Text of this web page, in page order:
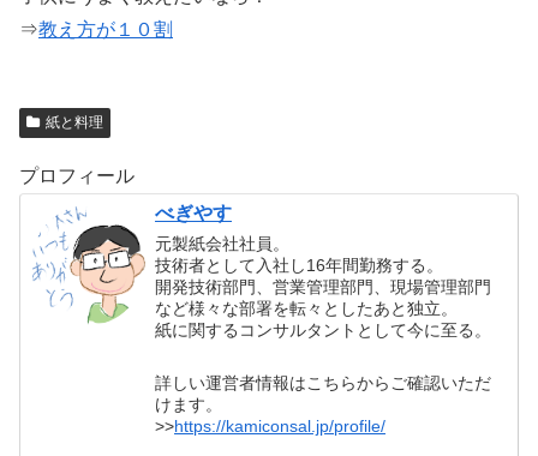
⇒教え方が１０割
紙と料理
プロフィール
べぎやす
元製紙会社社員。
技術者として入社し16年間勤務する。
開発技術部門、営業管理部門、現場管理部門
など様々な部署を転々としたあと独立。
紙に関するコンサルタントとして今に至る。
詳しい運営者情報はこちらからご確認いただ
けます。
>>https://kamiconsal.jp/profile/